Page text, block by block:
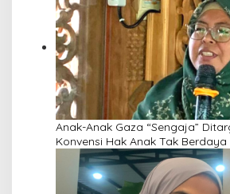
Anak-Anak Gaza “Sengaja”
Konvensi Hak Anak Tak Berdaya